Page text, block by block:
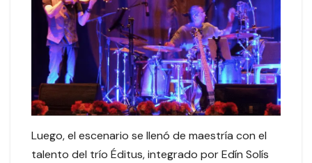
Luego, el escenario se llenó de maestría con el
talento del trío Éditus, integrado por Edín Solís